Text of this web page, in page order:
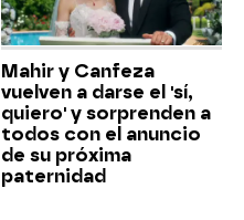
Mahir y Canfeza
vuelven a darse el 'sí,
quiero' y sorprenden a
todos con el anuncio
de su próxima
paternidad